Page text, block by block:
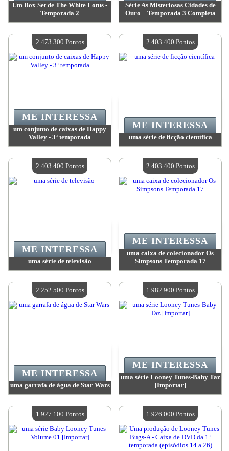
Um Box Set de The White Lotus -
Temporada 2
Quantidade disponível:4
Série As Misteriosas Cidades de
Ouro – Temporada 3 Completa
Quantidade disponível:4
um conjunto de caixas de Happy
Valley - 3ª temporada
Quantidade disponível:4
ME INTERESSA
2.473.300 Pontos
uma série de ficção científica
Quantidade disponível:4
ME INTERESSA
2.403.400 Pontos
uma série de televisão
Quantidade disponível:4
ME INTERESSA
2.403.400 Pontos
uma caixa de colecionador Os
Simpsons Temporada 17
Quantidade disponível:4
ME INTERESSA
2.403.400 Pontos
uma garrafa de água de Star Wars
Quantidade disponível:4
ME INTERESSA
2.252.500 Pontos
uma série Looney Tunes-Baby Taz
[Importar]
Quantidade disponível:4
ME INTERESSA
1.982.900 Pontos
1.927.100 Pontos 1.926.000 Pontos